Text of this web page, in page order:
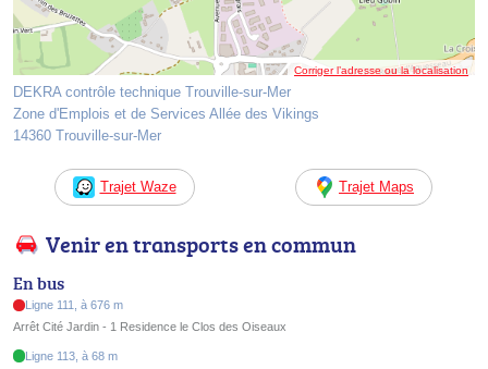
Corriger l’adresse ou la localisation
DEKRA contrôle technique Trouville-sur-Mer
Zone d'Emplois et de Services Allée des Vikings
14360 Trouville-sur-Mer
Trajet Waze Trajet Maps
Venir en transports en commun
En bus
Ligne 111, à 676 m
Arrêt Cité Jardin - 1 Residence le Clos des Oiseaux
Ligne 113, à 68 m